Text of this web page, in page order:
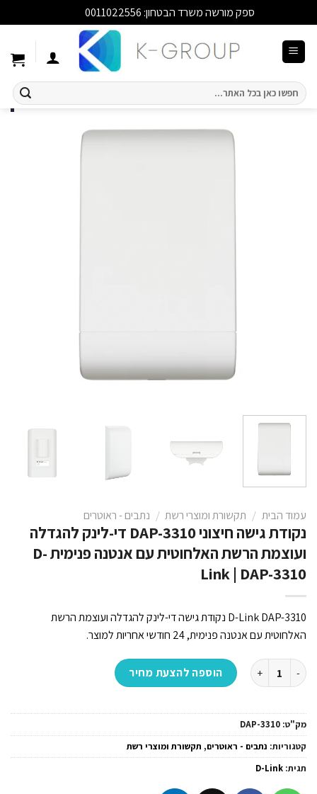
ספק מורשה משרד הבטחון: 0011022556
חיפוש
עבור:
עמוד הבית / תקשורת ומוצרי רשת / נתבים - ראוטרים
נקודת גישה חיצוני DAP-3310 די-לינק להגדלה
ועוצמת הרשת האלחוטית עם אנטנה פנימית D-
Link | DAP-3310
D-Link DAP-3310 נקודת גישה די-לינק להגדלה ועוצמת הרשת
האלחוטית עם אנטנה פנימית, 24 חודשי אחריות למוצר.
כמות של נקודת גישה חיצוני DAP-3310 די-לינק להגדלה ועוצמת הרשת האלחוטית עם אנטנה פנימית D-Link | DAP-3310הוספה להצעת מחיר
מק"ט: DAP-3310
קטגוריות: נתבים - ראוטרים, תקשורת ומוצרי רשת
תגית: D-Link